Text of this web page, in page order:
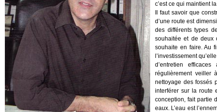
c’est ce qui maintient
Il faut savoir que
d’une route est
des différents types
souhaitée et de deux
souhaite en faire. Au
l’investissement
d’entretien
régulièrement veiller
nettoyage des fossés
interférer sur la route
conception, fait partie
eaux. L’eau est